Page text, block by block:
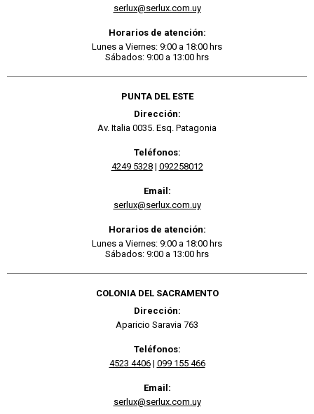
serlux@serlux.com.uy
Horarios de atención:
Lunes a Viernes: 9:00 a 18:00 hrs
Sábados: 9:00 a 13:00 hrs
PUNTA DEL ESTE
Dirección:
Av. Italia 0035. Esq. Patagonia
Teléfonos:
4249 5328| 092258012
Email:
serlux@serlux.com.uy
Horarios de atención:
Lunes a Viernes: 9:00 a 18:00 hrs
Sábados: 9:00 a 13:00 hrs
COLONIA DEL SACRAMENTO
Dirección:
Aparicio Saravia 763
Teléfonos:
4523 4406| 099 155 466
Email:
serlux@serlux.com.uy